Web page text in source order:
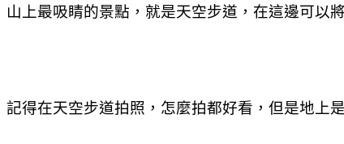
山上最吸睛的景點，就是天空步道，在這邊可以
記得在天空步道拍照，怎麼拍都好看，但是地上